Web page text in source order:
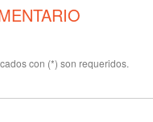
con (*) son requeridos.